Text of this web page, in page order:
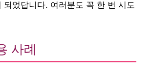
되었답니다. 여러분도 꼭 한 번 시도
사례